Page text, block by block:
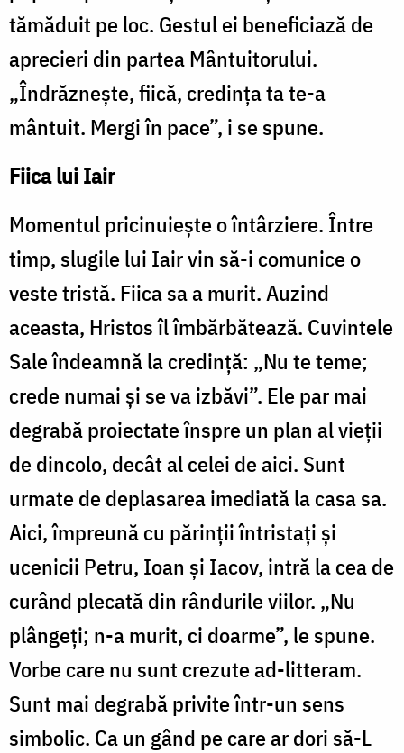
tămăduit pe loc. Gestul ei beneficiază de
aprecieri din partea Mântuitorului.
„Îndrăzneşte, fiică, credinţa ta te-a
mântuit. Mergi în pace”, i se spune.
Fiica lui Iair
Momentul pricinuiește o întârziere. Între
timp, slugile lui Iair vin să-i comunice o
veste tristă. Fiica sa a murit. Auzind
aceasta, Hristos îl îmbărbătează. Cuvintele
Sale îndeamnă la credință: „Nu te teme;
crede numai şi se va izbăvi”. Ele par mai
degrabă proiectate înspre un plan al vieții
de dincolo, decât al celei de aici. Sunt
urmate de deplasarea imediată la casa sa.
Aici, împreună cu părinții întristați și
ucenicii Petru, Ioan și Iacov, intră la cea de
curând plecată din rândurile viilor. „Nu
plângeţi; n-a murit, ci doarme”, le spune.
Vorbe care nu sunt crezute ad-litteram.
Sunt mai degrabă privite într-un sens
simbolic. Ca un gând pe care ar dori să-L